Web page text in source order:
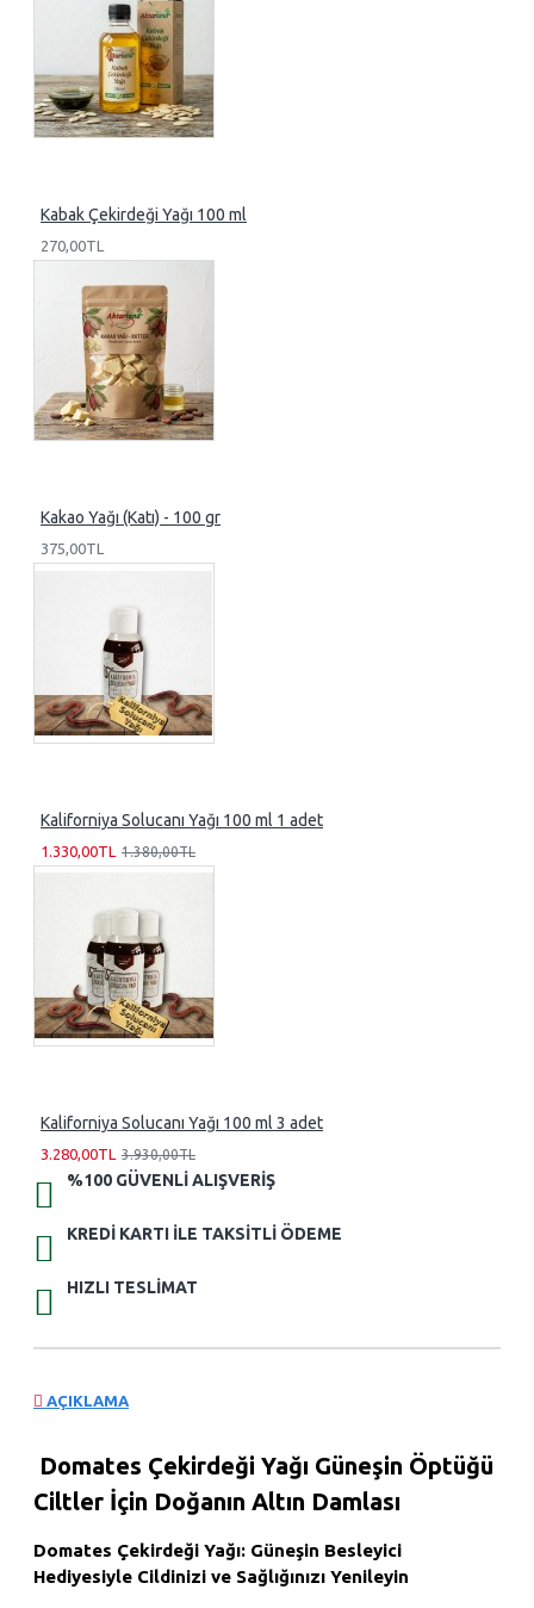
Kabak Çekirdeği Yağı 100 ml
270,00TL
Kakao Yağı (Katı) - 100 gr
375,00TL
Kaliforniya Solucanı Yağı 100 ml 1 adet
1.330,00TL 1.380,00TL
Kaliforniya Solucanı Yağı 100 ml 3 adet
3.280,00TL 3.930,00TL
%100 GÜVENLI ALIŞVERIŞ
KREDI KARTI ILE TAKSITLI ÖDEME
HIZLI TESLIMAT
AÇIKLAMA
Domates Çekirdeği Yağı Güneşin Öptüğü
Ciltler İçin Doğanın Altın Damlası
Domates Çekirdeği Yağı: Güneşin Besleyici
Hediyesiyle Cildinizi ve Sağlığınızı Yenileyin